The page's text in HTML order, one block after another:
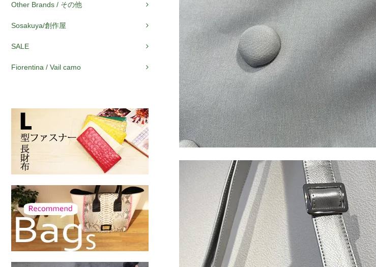
Other Brands / その他
Sosakuya/創作屋
SALE
Fiorentina / Vail camo